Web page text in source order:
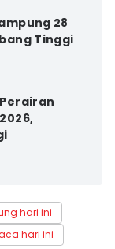
28
Tinggi
hari ini
hari ini